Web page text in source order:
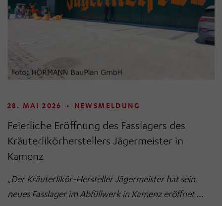
28. MAI 2026 • NEWSMELDUNG
Feierliche Eröffnung des Fasslagers des
Kräuterlikörherstellers Jägermeister in
Kamenz
„Der Kräuterlikör-Hersteller Jägermeister hat sein
neues Fasslager im Abfüllwerk in Kamenz eröffnet...